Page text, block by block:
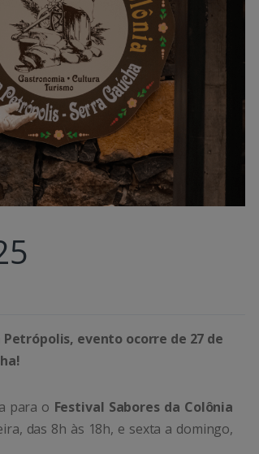
Petrópolis, evento ocorre de 27 de
para o Festival Sabores da Colônia
das 8h às 18h, e sexta a domingo,